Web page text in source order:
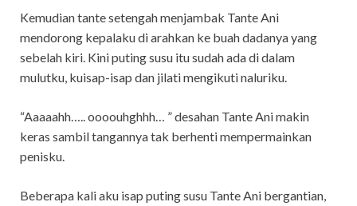
Kemudian tante setengah menjambak Tante Ani
mendorong kepalaku di arahkan ke buah dadanya yang
sebelah kiri. Kini puting susu itu sudah ada di dalam
mulutku, kuisap-isap dan jilati mengikuti naluriku.
“Aaaaahh….. oooouhghhh… ” desahan Tante Ani makin
keras sambil tangannya tak berhenti mempermainkan
penisku.
Beberapa kali aku isap puting susu Tante Ani bergantian,